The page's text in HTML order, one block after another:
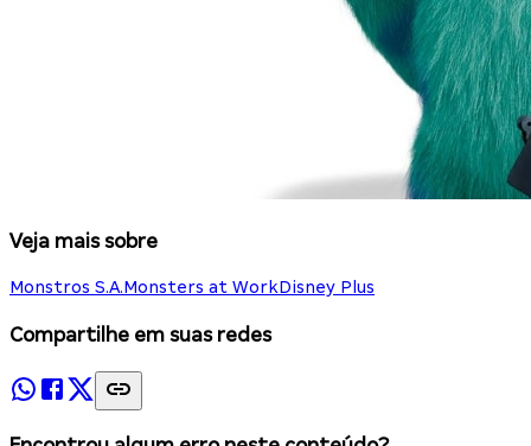
Veja mais sobre
Monstros S.A.Monsters at WorkDisney Plus
Compartilhe em suas redes